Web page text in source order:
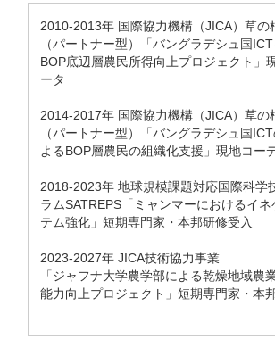
2010-2013年 国際協力機構（JICA）草の
（パートナー型）「バングラデシュ国
BOP底辺層農民所得向上プロジェクト」
ータ
2014-2017年 国際協力機構（JICA）草の
（パートナー型）「バングラデシュ国
よるBOP層農民の組織化支援」現地コー
2018-2023年 地球規模課題対応国際科学
ラムSATREPS「ミャンマーにおけるイ
テム強化」短期専門家・本邦研修受入
2023-2027年 JICA技術協力事業
「ジャフナ大学農学部による乾燥地域農
能力向上プロジェクト」短期専門家・本